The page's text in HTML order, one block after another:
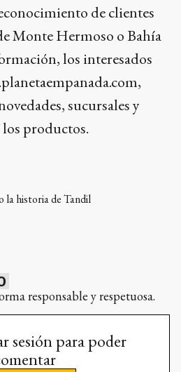
de clientes
Monte Hermoso o Bahía
los interesados
sucursales y
productos.
la historia de Tandil
responsable y respetuosa.
sesión para poder